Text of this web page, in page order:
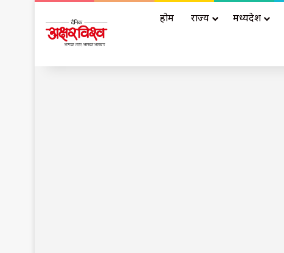
होम राज्य मध्यप्रदेश